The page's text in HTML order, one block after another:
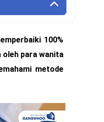
100%
oleh para wanita
metode